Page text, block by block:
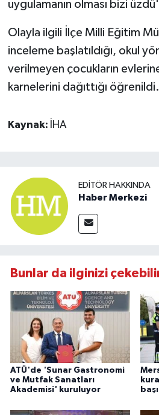
uygulamanın olması bizi
Olayla ilgili İlçe Milli Eğitim
inceleme başlatıldığı, okul
verilmeyen çocukların
karnelerini dağıttığı öğrenildi.
Kaynak: İHA
EDITÖR HAKKINDA
Haber Merkezi
Bunlar da ilginizi
ATÜ'de 'Sunar Gastronomi
ve Mutfak Sanatları
Akademisi' kuruluyor